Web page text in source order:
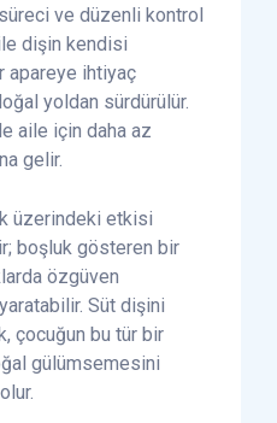
ve düzenli kontrol
dişin kendisi
apareye ihtiyaç
yoldan sürdürülür.
aile için daha az
gelir.
üzerindeki etkisi
boşluk gösteren bir
özgüven
Süt dişini
çocuğun bu tür bir
gülümsemesini